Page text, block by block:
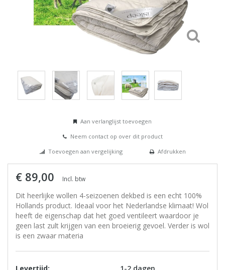
Aan verlanglijst toevoegen
Neem contact op over dit product
Toevoegen aan vergelijking
Afdrukken
€ 89,00 Incl. btw
Dit heerlijke wollen 4-seizoenen dekbed is een echt 100%
Hollands product. Ideaal voor het Nederlandse klimaat! Wol
heeft de eigenschap dat het goed ventileert waardoor je
geen last zult krijgen van een broeierig gevoel. Verder is wol
is een zwaar materia